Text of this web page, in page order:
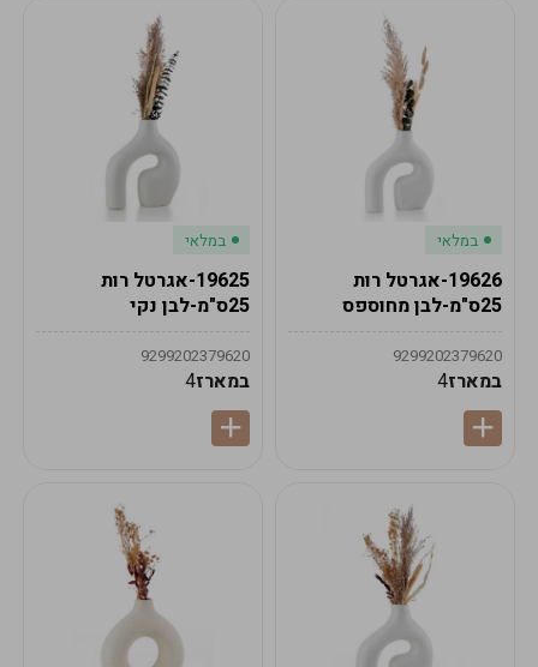
במלאי
19626-אגרטל רות
25ס"מ-לבן מחוספס
9299202379620
במארז4
במלאי
19625-אגרטל רות
25ס"מ-לבן נקי
9299202379620
במארז4
לתשלום